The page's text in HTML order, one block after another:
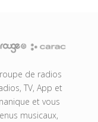
de radios
TV, App et
et vous
musicaux,